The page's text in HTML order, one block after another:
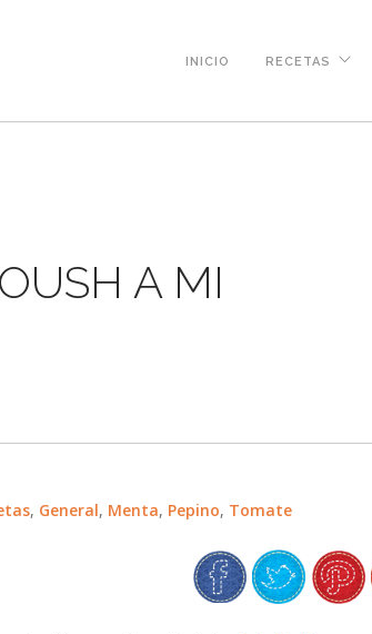
INICIO RECETAS
A MI
, General, Menta, Pepino, Tomate